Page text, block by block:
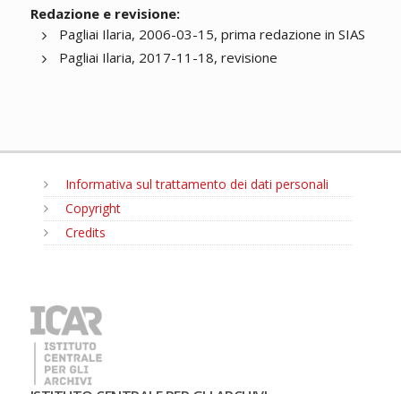
Redazione e revisione:
Pagliai Ilaria, 2006-03-15, prima redazione in SIAS
Pagliai Ilaria, 2017-11-18, revisione
Informativa sul trattamento dei dati personali
Copyright
Credits